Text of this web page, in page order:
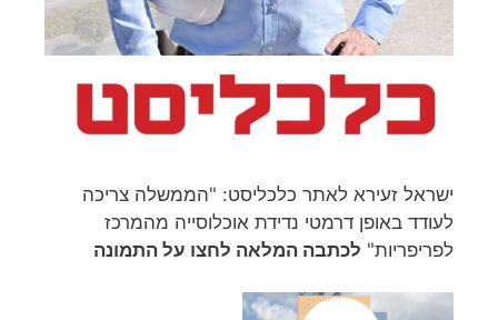
ישראל זעירא לאתר כלכליסט: "הממשלה צריכה
לעודד באופן דרמטי נדידת אוכלוסייה מהמרכז
לפריפריות" לכתבה המלאה לחצו על התמונה